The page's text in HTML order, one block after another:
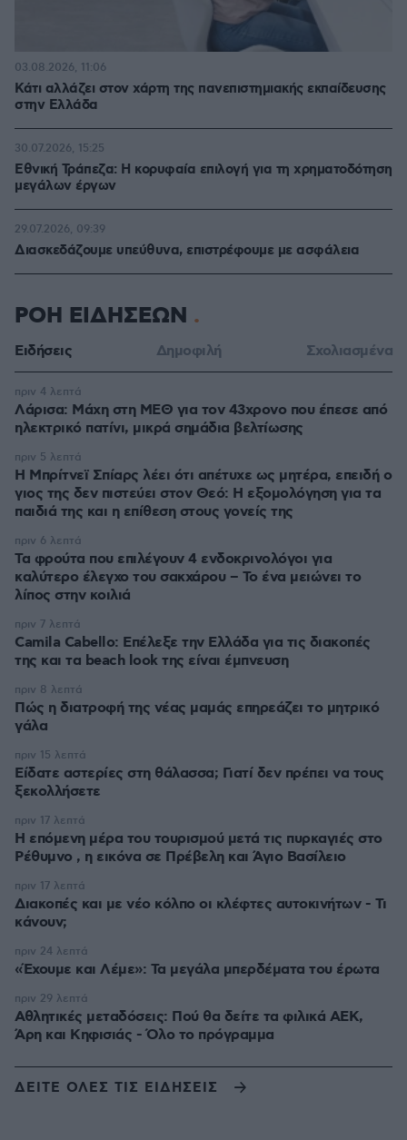
Κάτι αλλάζει στον χάρτη της πανεπιστημιακής εκπαίδευσης
στην Ελλάδα
03.08.2026, 11:06
Εθνική Τράπεζα: Η κορυφαία επιλογή για τη χρηματοδότηση
μεγάλων έργων
30.07.2026, 15:25
Διασκεδάζουμε υπεύθυνα, επιστρέφουμε με ασφάλεια
29.07.2026, 09:39
ΡΟΗ ΕΙΔΗΣΕΩΝ
Ειδήσεις Δημοφιλή Σχολιασμένα
Λάρισα: Μάχη στη ΜΕΘ για τον 43χρονο που έπεσε από
ηλεκτρικό πατίνι, μικρά σημάδια βελτίωσης
πριν 4 λεπτά
Η Μπρίτνεϊ Σπίαρς λέει ότι απέτυχε ως μητέρα, επειδή ο
γιος της δεν πιστεύει στον Θεό: Η εξομολόγηση για τα
παιδιά της και η επίθεση στους γονείς της
πριν 5 λεπτά
Τα φρούτα που επιλέγουν 4 ενδοκρινολόγοι για
καλύτερο έλεγχο του σακχάρου – Το ένα μειώνει το
λίπος στην κοιλιά
πριν 6 λεπτά
Camila Cabello: Επέλεξε την Ελλάδα για τις διακοπές
της και τα beach look της είναι έμπνευση
πριν 7 λεπτά
Πώς η διατροφή της νέας μαμάς επηρεάζει το μητρικό
γάλα
πριν 8 λεπτά
Είδατε αστερίες στη θάλασσα; Γιατί δεν πρέπει να τους
ξεκολλήσετε
πριν 15 λεπτά
Η επόμενη μέρα του τουρισμού μετά τις πυρκαγιές στο
Ρέθυμνο , η εικόνα σε Πρέβελη και Άγιο Βασίλειο
πριν 17 λεπτά
Διακοπές και με νέο κόλπο οι κλέφτες αυτοκινήτων - Τι
κάνουν;
πριν 17 λεπτά
«Έχουμε και Λέμε»: Τα μεγάλα μπερδέματα του έρωτα
πριν 24 λεπτά
Αθλητικές μεταδόσεις: Πού θα δείτε τα φιλικά ΑΕΚ,
Άρη και Κηφισιάς - Όλο το πρόγραμμα
πριν 29 λεπτά
ΔΕΙΤΕ ΟΛΕΣ ΤΙΣ ΕΙΔΗΣΕΙΣ